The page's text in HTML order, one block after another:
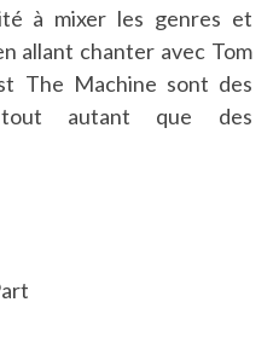
à mixer les genres et
allant chanter avec Tom
The Machine sont des
tout autant que des